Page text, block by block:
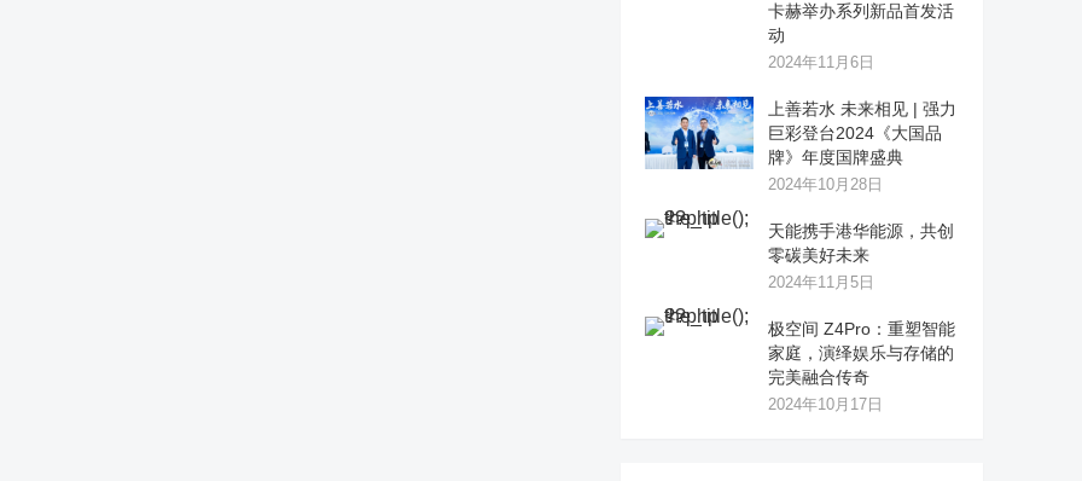
卡赫举办系列新品首发活
动
2024年11月6日
上善若水 未来相见 | 强力
巨彩登台2024《大国品
牌》年度国牌盛典
2024年10月28日
天能携手港华能源，共创
零碳美好未来
2024年11月5日
极空间 Z4Pro：重塑智能
家庭，演绎娱乐与存储的
完美融合传奇
2024年10月17日